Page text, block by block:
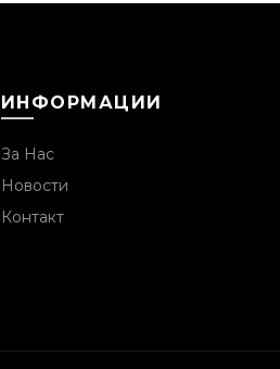
ИНФОРМАЦИИ
За Нас
Новости
Контакт